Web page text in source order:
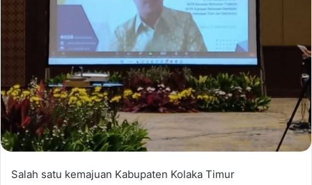
Salah satu kemajuan Kabupaten Kolaka Timur